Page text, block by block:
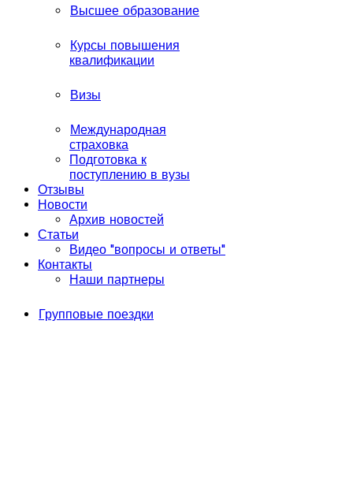
Высшее образование
Курсы повышения
квалификации
Визы
Международная
страховка
Подготовка к
поступлению в вузы
Отзывы
Новости
Архив новостей
Статьи
Видео "вопросы и ответы"
Контакты
Наши партнеры
Групповые поездки